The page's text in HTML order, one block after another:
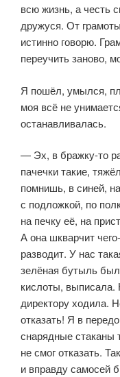
всю жизнь, а честь
дружуся. От
истинно говорю.
переучить заново,
Я пошёл, умылся,
моя всё не
останавливалась.
— Эх, в бражку-то
пачечки такие,
помнишь, в синей,
с подложкой, по
на печку её, на
А она шкварчит
разводит. У нас
зелёная бутыль
кислоты,
директору ходила.
отказать! Я в
снарядные стаканы
не смог отказать.
и вправду самосей